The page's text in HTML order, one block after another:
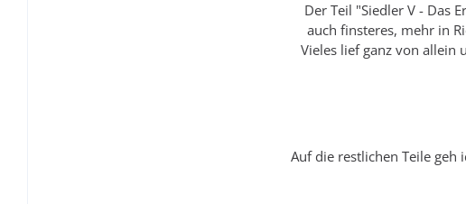
Der Teil "Siedler V - Das
auch finsteres, mehr in
Vieles lief ganz von allein
Auf die restlichen Teile